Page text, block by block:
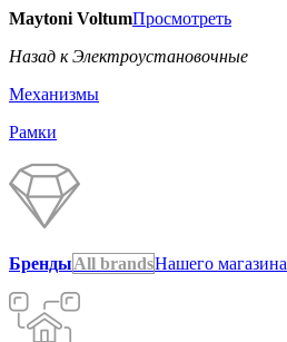
Maytoni VoltumПросмотреть
Назад к Электроустановочные
Механизмы
Рамки
БрендыAll brandsНашего магазина